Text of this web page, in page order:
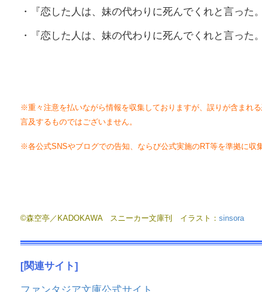
・『恋した人は、妹の代わりに死んでくれと言った
・『恋した人は、妹の代わりに死んでくれと言った
※重々注意を払いながら情報を収集しておりますが、誤りが含まれ
言及するものではございません。
※各公式SNSやブログでの告知、ならび公式実施のRT等を準拠に収
©森空亭／KADOKAWA スニーカー文庫刊 イラスト： sinsora
[関連サイト]